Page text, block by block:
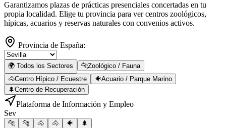
Garantizamos plazas de prácticas presenciales concertadas en tu
propia localidad. Elige tu provincia para ver centros zoológicos,
hípicas, acuarios y reservas naturales con convenios activos.
Provincia de España:
🌍 Todos los Sectores 🐆Zoológico / Fauna
🐴Centro Hípico / Ecuestre 🐠Acuario / Parque Marino
🌲Centro de Recuperación
Plataforma de Información y Empleo
Sev
🐆 🐆 🐴 🐴 🐠 🌲